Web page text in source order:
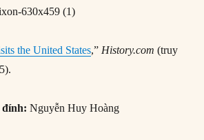
the United States,”History.com (truy
đính: Nguyễn Huy Hoàng